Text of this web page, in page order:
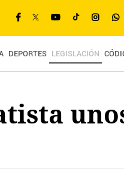
DEPORTES LEGISLACIÓN